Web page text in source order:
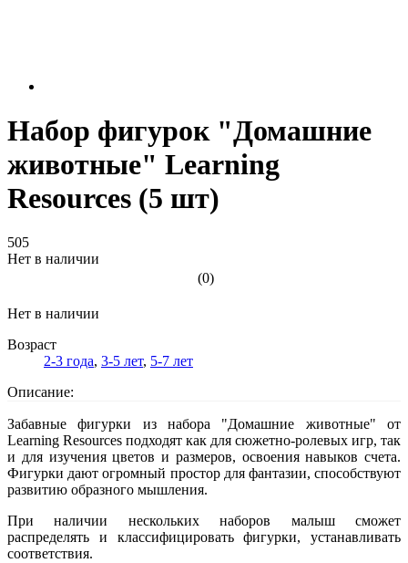
Набор фигурок "Домашние
животные" Learning
Resources (5 шт)
505
Нет в наличии
(0)
Нет в наличии
Возраст
2-3 года, 3-5 лет, 5-7 лет
Описание:
Забавные фигурки из набора "Домашние животные" от
Learning Resources подходят как для сюжетно-ролевых игр, так
и для изучения цветов и размеров, освоения навыков счета.
Фигурки дают огромный простор для фантазии, способствуют
развитию образного мышления.
При наличии нескольких наборов малыш сможет
распределять и классифицировать фигурки, устанавливать
соответствия.